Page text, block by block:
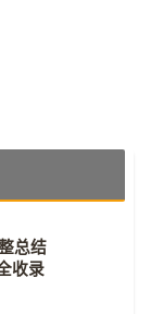
总结
收录